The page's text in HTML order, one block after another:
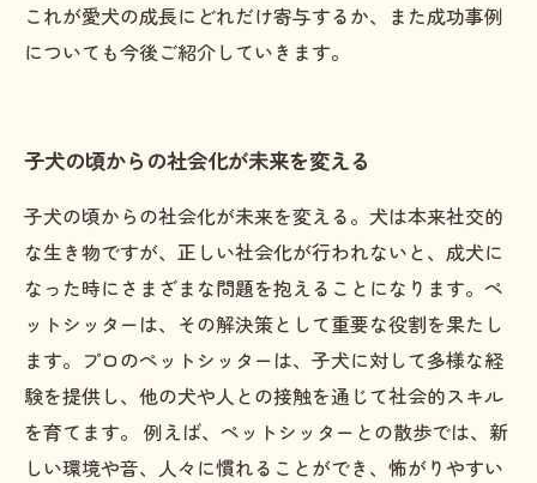
これが愛犬の成長にどれだけ寄与するか、また成功事例
についても今後ご紹介していきます。
子犬の頃からの社会化が未来を変える
子犬の頃からの社会化が未来を変える。犬は本来社交的
な生き物ですが、正しい社会化が行われないと、成犬に
なった時にさまざまな問題を抱えることになります。ペ
ットシッターは、その解決策として重要な役割を果たし
ます。プロのペットシッターは、子犬に対して多様な経
験を提供し、他の犬や人との接触を通じて社会的スキル
を育てます。 例えば、ペットシッターとの散歩では、新
しい環境や音、人々に慣れることができ、怖がりやすい